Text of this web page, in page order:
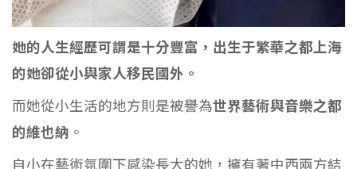
她的人生經歷可謂是十分豐富，出生于繁華之都上海
的她卻從小與家人移民國外。
而她從小生活的地方則是被譽為世界藝術與音樂之都
的維也納 。
自小在藝術氛圍下感染長大的她，擁有著中西兩方結